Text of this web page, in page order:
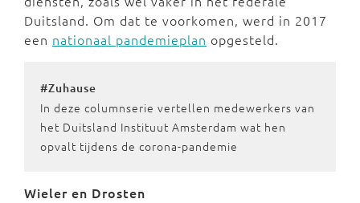
Duitsland. Om dat te voorkomen, werd in 2017
een nationaal pandemieplan opgesteld.
#Zuhause
In deze columnserie vertellen medewerkers van
het Duitsland Instituut Amsterdam wat hen
opvalt tijdens de corona-pandemie
Wieler en Drosten